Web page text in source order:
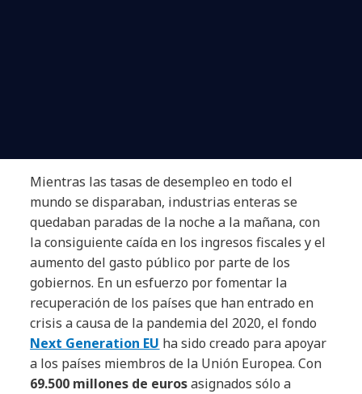
Mientras las tasas de desempleo en todo el
mundo se disparaban, industrias enteras se
quedaban paradas de la noche a la mañana, con
la consiguiente caída en los ingresos fiscales y el
aumento del gasto público por parte de los
gobiernos. En un esfuerzo por fomentar la
recuperación de los países que han entrado en
crisis a causa de la pandemia del 2020, el fondo
Next Generation EU ha sido creado para apoyar
a los países miembros de la Unión Europea. Con
69.500 millones de eurosasignados sólo a